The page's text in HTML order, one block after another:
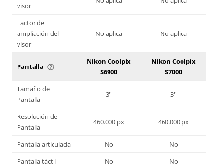
visor
Factor de
ampliación del
visor
No aplica No aplica
Pantalla help_outline
Nikon Coolpix
S6900
Nikon Coolpix
S7000
Tamaño de
Pantalla
3'' 3''
Resolución de
Pantalla
460.000 px 460.000 px
Pantalla articulada No
No
Pantalla táctil
No No